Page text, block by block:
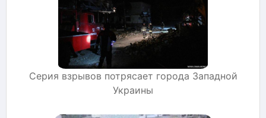
Серия взрывов потрясает города Западной
Украины